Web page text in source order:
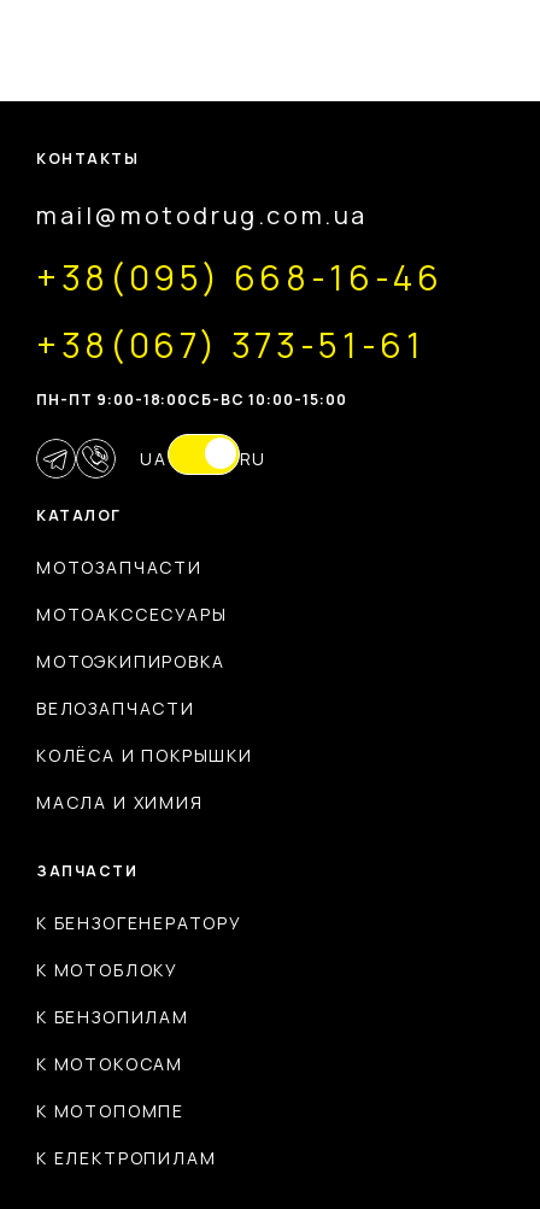
КАТАЛОГ
МОТОЗАПЧАСТИ
МОТОАКССЕСУАРЫ
МОТОЭКИПИРОВКА
ВЕЛОЗАПЧАСТИ
КОЛЁСА И ПОКРЫШКИ
МАСЛА И ХИМИЯ
ЗАПЧАСТИ
К БЕНЗОГЕНЕРАТОРУ
К МОТОБЛОКУ
К БЕНЗОПИЛАМ
К МОТОКОСАМ
К МОТОПОМПЕ
К ЕЛЕКТРОПИЛАМ
КОНТАКТЫ
mail@motodrug.com.ua
+38(095) 668-16-46
+38(067) 373-51-61
ПН-ПТ 9:00-18:00CБ-ВС 10:00-15:00
UA RU